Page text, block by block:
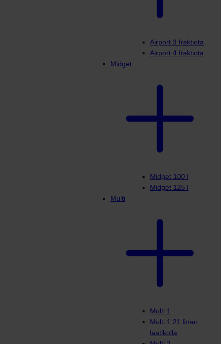
Airport 3 fraktiota
Airport 4 fraktiota
Midget
Midget 100 l
Midget 125 l
Multi
Multi 1
Multi 1 21 litran
laatikolla